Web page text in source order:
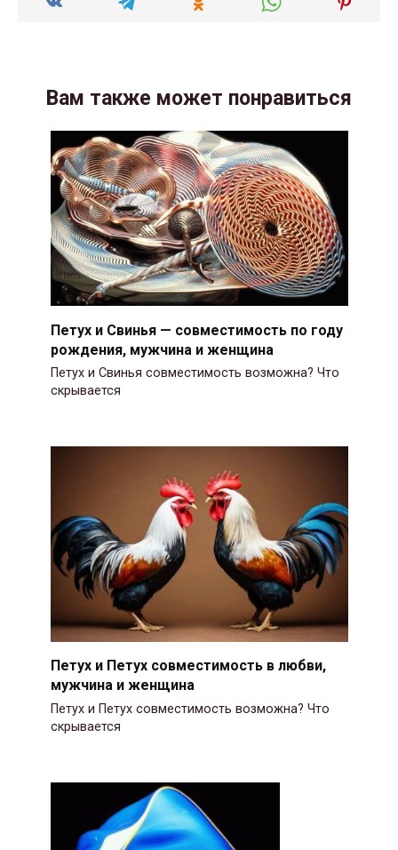
Вам также может понравиться
Петух и Свинья — совместимость по году
рождения, мужчина и женщина
Петух и Свинья совместимость возможна? Что
скрывается
Петух и Петух совместимость в любви,
мужчина и женщина
Петух и Петух совместимость возможна? Что
скрывается